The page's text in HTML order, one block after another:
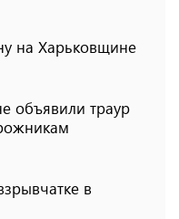
на Харьковщине
объявили траур
в